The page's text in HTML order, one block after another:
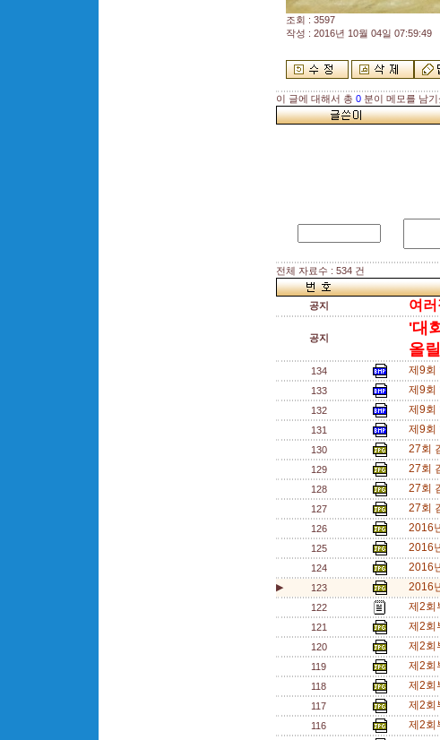
조회 : 3597
작성 : 2016년 10월 04일 07:59:49
이 글에 대해서 총 0 분이 메모를 남기
전체 자료수 : 534 건
공지 여
공지
'대
올
134 제9회
133
제9회
132
제9회
131
제9회
130
27회
129
27회
128
27회
127
27회
126
2016
125
2016
124
2016
▶
123 2016
122
제2회
121
제2회
120
제2회
119
제2회
118
제2회
117
제2회
116
제2회